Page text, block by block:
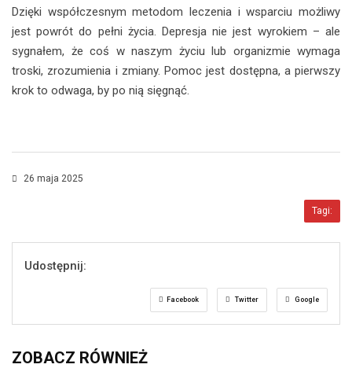
Dzięki współczesnym metodom leczenia i wsparciu możliwy
jest powrót do pełni życia. Depresja nie jest wyrokiem – ale
sygnałem, że coś w naszym życiu lub organizmie wymaga
troski, zrozumienia i zmiany. Pomoc jest dostępna, a pierwszy
krok to odwaga, by po nią sięgnąć.
26 maja 2025
Tagi:
Udostępnij:
Facebook Twitter Google
ZOBACZ RÓWNIEŻ